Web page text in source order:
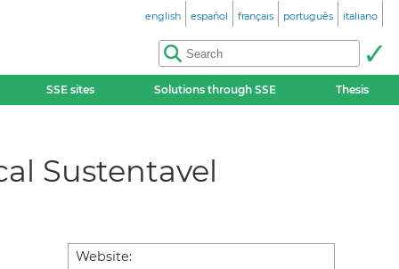
english español français português italiano
SSE sites Solutions through SSE Thesis
Sustentavel
Website: